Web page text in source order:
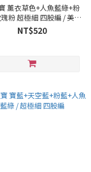
薰衣草色+人魚藍綠+粉
粉 超極細 四股編 / 美人
魚的顏色
NT$520